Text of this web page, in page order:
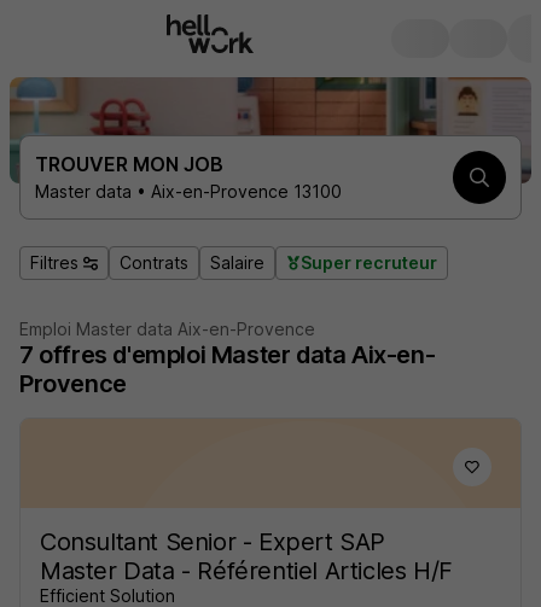
TROUVER MON JOB
Master data • Aix-en-Provence 13100
Filtres Contrats Salaire Super recruteur
Emploi Master data Aix-en-Provence
7 offres d'emploi Master data Aix-en-
Provence
Consultant Senior - Expert SAP
Master Data - Référentiel Articles H/F
Efficient Solution